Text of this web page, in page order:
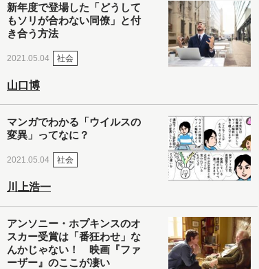
新年度で登場した「どうして
もソリが合わない同僚」と付
き合う方法
2021.05.04 社会
山口博
マンガでわかる「ウイルスの
変異」ってなに？
2021.05.04 社会
川上浩一
アンソニー・ホプキンスのオ
スカー受賞は「番狂わせ」な
んかじゃない！ 映画『ファ
ーザー』のここが凄い